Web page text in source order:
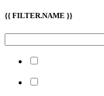
{{ FILTER.NAME }}